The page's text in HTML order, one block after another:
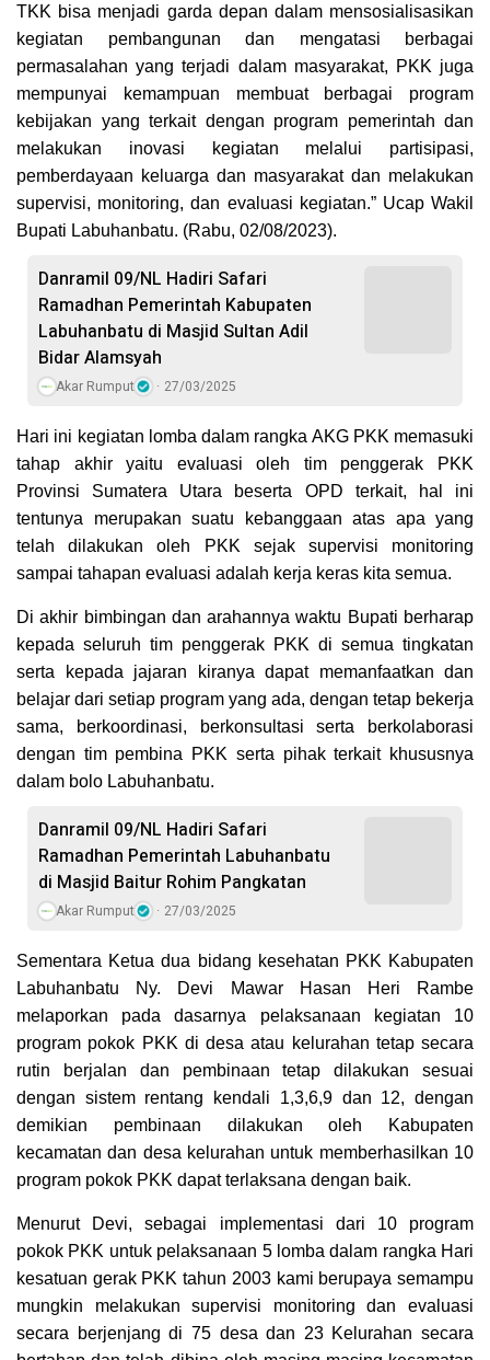
TKK bisa menjadi garda depan dalam mensosialisasikan
kegiatan pembangunan dan mengatasi berbagai
permasalahan yang terjadi dalam masyarakat, PKK juga
mempunyai kemampuan membuat berbagai program
kebijakan yang terkait dengan program pemerintah dan
melakukan inovasi kegiatan melalui partisipasi,
pemberdayaan keluarga dan masyarakat dan melakukan
supervisi, monitoring, dan evaluasi kegiatan.” Ucap Wakil
Bupati Labuhanbatu. (Rabu, 02/08/2023).
Danramil 09/NL Hadiri Safari
Ramadhan Pemerintah Kabupaten
Labuhanbatu di Masjid Sultan Adil
Bidar Alamsyah
Akar Rumput 27/03/2025
Hari ini kegiatan lomba dalam rangka AKG PKK memasuki
tahap akhir yaitu evaluasi oleh tim penggerak PKK
Provinsi Sumatera Utara beserta OPD terkait, hal ini
tentunya merupakan suatu kebanggaan atas apa yang
telah dilakukan oleh PKK sejak supervisi monitoring
sampai tahapan evaluasi adalah kerja keras kita semua.
Di akhir bimbingan dan arahannya waktu Bupati berharap
kepada seluruh tim penggerak PKK di semua tingkatan
serta kepada jajaran kiranya dapat memanfaatkan dan
belajar dari setiap program yang ada, dengan tetap bekerja
sama, berkoordinasi, berkonsultasi serta berkolaborasi
dengan tim pembina PKK serta pihak terkait khususnya
dalam bolo Labuhanbatu.
Danramil 09/NL Hadiri Safari
Ramadhan Pemerintah Labuhanbatu
di Masjid Baitur Rohim Pangkatan
Akar Rumput 27/03/2025
Sementara Ketua dua bidang kesehatan PKK Kabupaten
Labuhanbatu Ny. Devi Mawar Hasan Heri Rambe
melaporkan pada dasarnya pelaksanaan kegiatan 10
program pokok PKK di desa atau kelurahan tetap secara
rutin berjalan dan pembinaan tetap dilakukan sesuai
dengan sistem rentang kendali 1,3,6,9 dan 12, dengan
demikian pembinaan dilakukan oleh Kabupaten
kecamatan dan desa kelurahan untuk memberhasilkan 10
program pokok PKK dapat terlaksana dengan baik.
Menurut Devi, sebagai implementasi dari 10 program
pokok PKK untuk pelaksanaan 5 lomba dalam rangka Hari
kesatuan gerak PKK tahun 2003 kami berupaya semampu
mungkin melakukan supervisi monitoring dan evaluasi
secara berjenjang di 75 desa dan 23 Kelurahan secara